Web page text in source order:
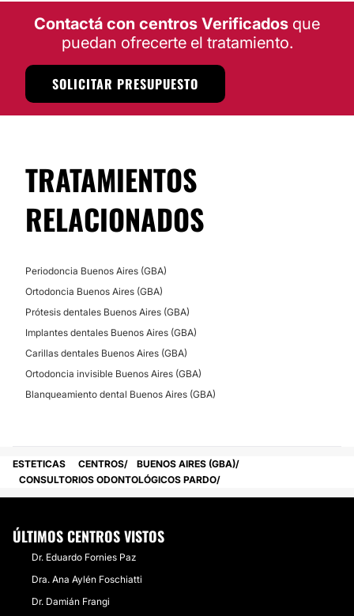
Contactá con centros Verificados que
puedan ofrecerte el tratamiento.
SOLICITAR PRESUPUESTO
TRATAMIENTOS
RELACIONADOS
Periodoncia Buenos Aires (GBA)
Ortodoncia Buenos Aires (GBA)
Prótesis dentales Buenos Aires (GBA)
Implantes dentales Buenos Aires (GBA)
Carillas dentales Buenos Aires (GBA)
Ortodoncia invisible Buenos Aires (GBA)
Blanqueamiento dental Buenos Aires (GBA)
ESTETICAS CENTROS
BUENOS AIRES (GBA)
CONSULTORIOS ODONTOLÓGICOS PARDO
ÚLTIMOS CENTROS VISTOS
Dr. Eduardo Fornies Paz
Dra. Ana Aylén Foschiatti
Dr. Damián Frangi